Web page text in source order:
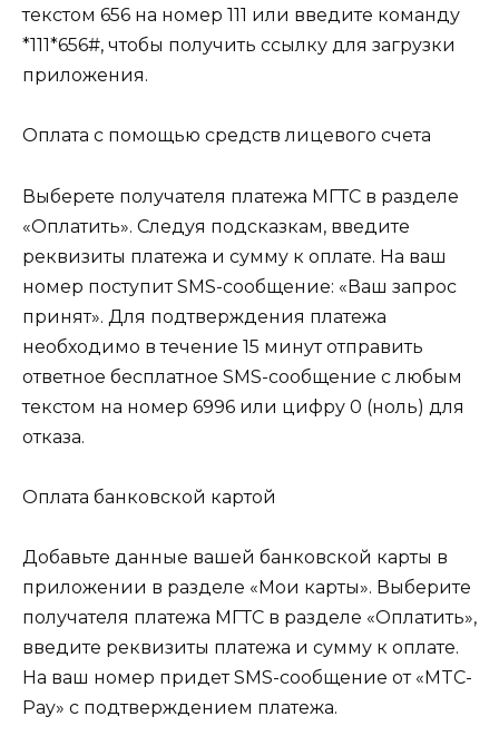
текстом 656 на номер 111 или введите команду
*111*656#, чтобы получить ссылку для загрузки
приложения.
Оплата с помощью средств лицевого счета
Выберете получателя платежа МГТС в разделе
«Оплатить». Следуя подсказкам, введите
реквизиты платежа и сумму к оплате. На ваш
номер поступит SMS-сообщение: «Ваш запрос
принят». Для подтверждения платежа
необходимо в течение 15 минут отправить
ответное бесплатное SMS-сообщение с любым
текстом на номер 6996 или цифру 0 (ноль) для
отказа.
Оплата банковской картой
Добавьте данные вашей банковской карты в
приложении в разделе «Мои карты». Выберите
получателя платежа МГТС в разделе «Оплатить»,
введите реквизиты платежа и сумму к оплате.
На ваш номер придет SMS-сообщение от «MTC-
Pay» с подтверждением платежа.